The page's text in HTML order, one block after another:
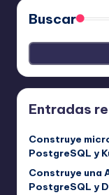
Buscar
Entradas
Construye
PostgreSQL y
Construye una
PostgreSQL y